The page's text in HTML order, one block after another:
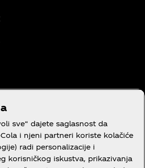
potrošača
sve“ dajete saglasnost da
i njeni partneri koriste kolačiće
radi personalizacije i
korisničkog iskustva, prikazivanja